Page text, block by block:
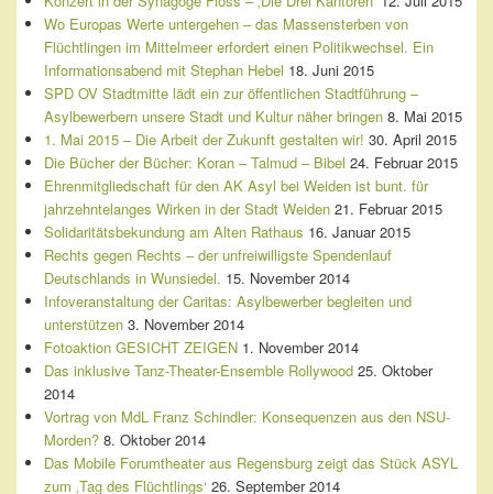
Wo Europas Werte untergehen – das Massensterben von
Flüchtlingen im Mittelmeer erfordert einen Politikwechsel. Ein
Informationsabend mit Stephan Hebel 18. Juni 2015
SPD OV Stadtmitte lädt ein zur öffentlichen Stadtführung –
Asylbewerbern unsere Stadt und Kultur näher bringen 8. Mai 2015
1. Mai 2015 – Die Arbeit der Zukunft gestalten wir! 30. April 2015
Die Bücher der Bücher: Koran – Talmud – Bibel 24. Februar 2015
Ehrenmitgliedschaft für den AK Asyl bei Weiden ist bunt. für
jahrzehntelanges Wirken in der Stadt Weiden 21. Februar 2015
Solidaritätsbekundung am Alten Rathaus 16. Januar 2015
Rechts gegen Rechts – der unfreiwilligste Spendenlauf
Deutschlands in Wunsiedel. 15. November 2014
Infoveranstaltung der Caritas: Asylbewerber begleiten und
unterstützen 3. November 2014
Fotoaktion GESICHT ZEIGEN 1. November 2014
Das inklusive Tanz-Theater-Ensemble Rollywood 25. Oktober
2014
Vortrag von MdL Franz Schindler: Konsequenzen aus den NSU-
Morden? 8. Oktober 2014
Das Mobile Forumtheater aus Regensburg zeigt das Stück ASYL
zum ‚Tag des Flüchtlings‘ 26. September 2014